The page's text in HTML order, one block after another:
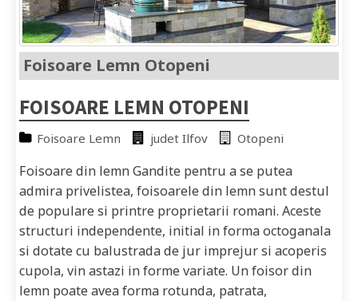
Foisoare Lemn Otopeni
FOISOARE LEMN OTOPENI
Foisoare Lemn judet Ilfov Otopeni
Foisoare din lemn Gandite pentru a se putea
admira privelistea, foisoarele din lemn sunt destul
de populare si printre proprietarii romani. Aceste
structuri independente, initial in forma octoganala
si dotate cu balustrada de jur imprejur si acoperis
cupola, vin astazi in forme variate. Un foisor din
lemn poate avea forma rotunda, patrata,